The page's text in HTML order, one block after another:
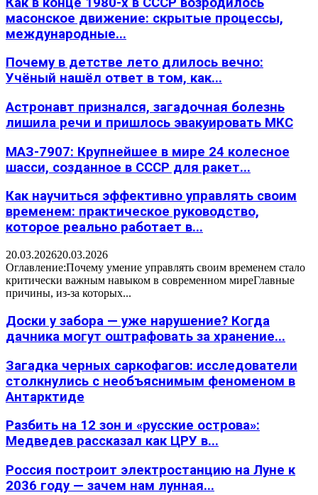
масонское движение: скрытые процессы,
международные...
Почему в детстве лето длилось вечно:
Учёный нашёл ответ в том, как...
Астронавт признался, загадочная болезнь
лишила речи и пришлось эвакуировать МКС
МАЗ-7907: Крупнейшее в мире 24 колесное
шасси, созданное в СССР для ракет...
Как научиться эффективно управлять своим
временем: практическое руководство,
которое реально работает в...
20.03.202620.03.2026
Оглавление:Почему умение управлять своим временем стало
критически важным навыком в современном миреГлавные
причины, из-за которых...
Доски у забора — уже нарушение? Когда
дачника могут оштрафовать за хранение...
Загадка черных саркофагов: исследователи
столкнулись с необъяснимым феноменом в
Антарктиде
Разбить на 12 зон и «русские острова»:
Медведев рассказал как ЦРУ в...
Россия построит электростанцию на Луне к
2036 году — зачем нам лунная...